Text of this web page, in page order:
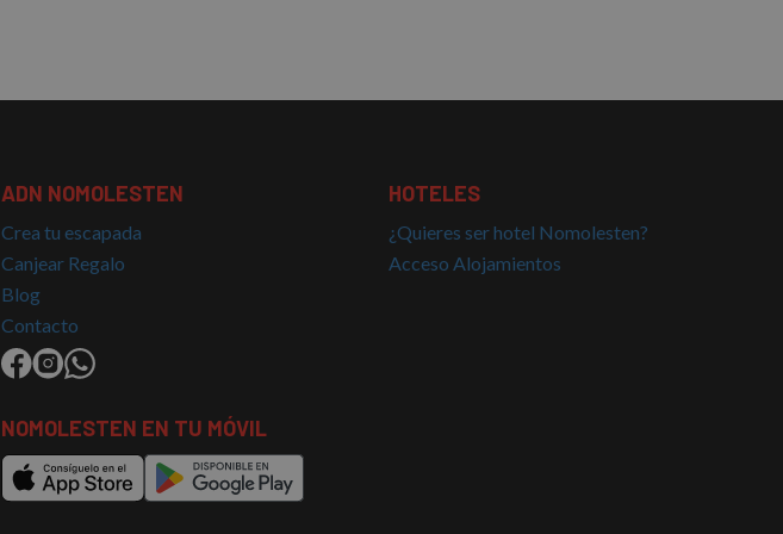
ADN NOMOLESTEN
Crea tu escapada
Canjear Regalo
Blog
Contacto
NOMOLESTEN EN TU MÓVIL
HOTELES
¿Quieres ser hotel Nomolesten?
Acceso Alojamientos